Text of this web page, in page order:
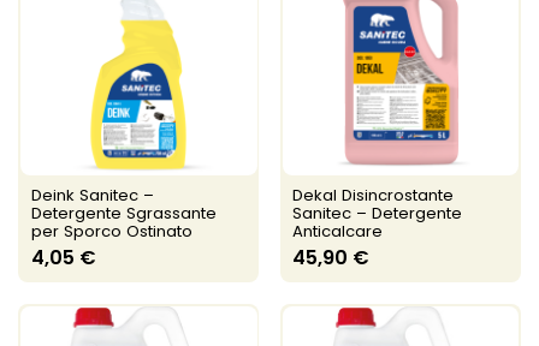
Deink Sanitec –
Detergente Sgrassante
per Sporco Ostinato
4,05 €
Dekal Disincrostante
Sanitec – Detergente
Anticalcare
45,90 €